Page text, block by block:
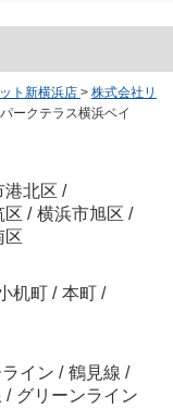
ト新横浜店 > 株式会社リ
パークテラス横浜ベイ
港北区 /
区 / 横浜市旭区 /
区
机町 / 本町 /
イン / 鶴見線 /
/ グリーンライン